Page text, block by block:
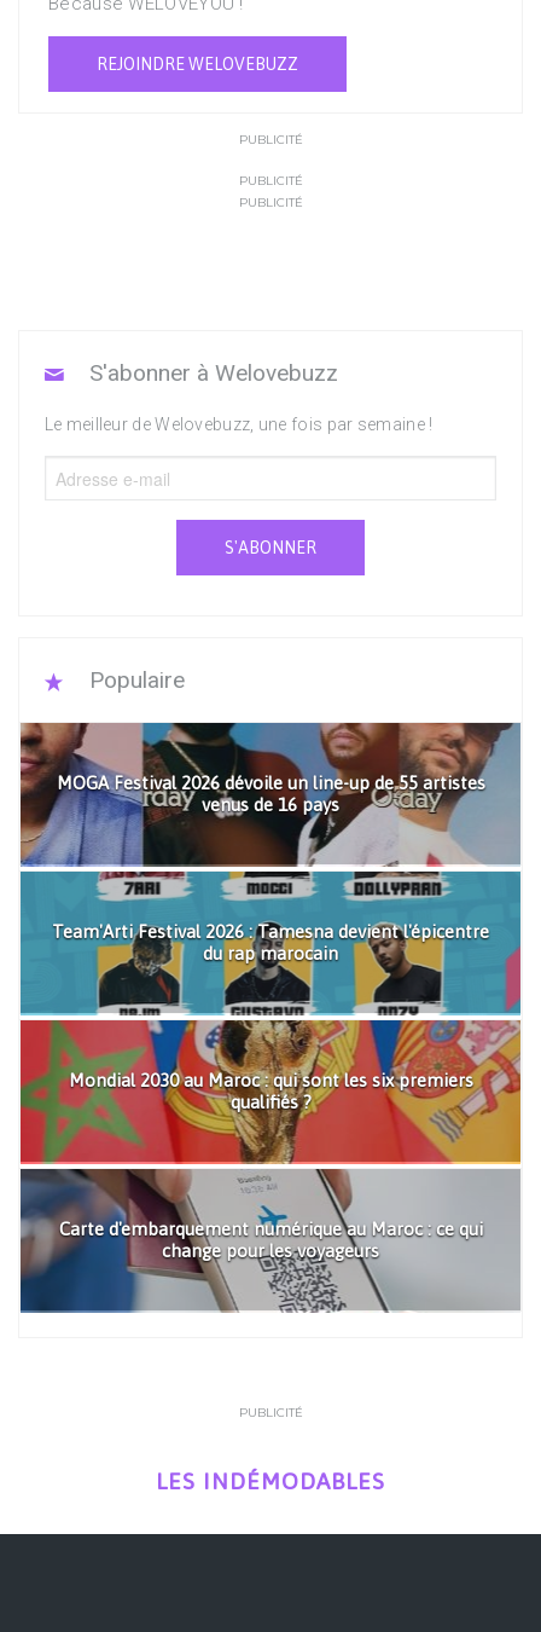
REJOINDRE WELOVEBUZZ
PUBLICITÉ
PUBLICITÉ
PUBLICITÉ
S'abonner à Welovebuzz
Le meilleur de Welovebuzz, une fois par semaine !
S'ABONNER
Populaire
MOGA Festival 2026 dévoile un line-up de 55 artistes
venus de 16 pays
Team'Arti Festival 2026 : Tamesna devient l'épicentre
du rap marocain
Mondial 2030 au Maroc : qui sont les six premiers
qualifiés ?
Carte d'embarquement numérique au Maroc : ce qui
change pour les voyageurs
PUBLICITÉ
LES INDÉMODABLES